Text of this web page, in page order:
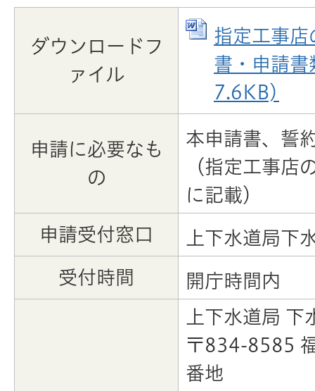
ダウンロードフ
ァイル
指定工事店
書・申請
7.6KB)
申請に必要なも
の
本申請書、誓
（指定工事店
に記載）
申請受付窓口 上下水道局下
受付時間 開庁時間内
上下水道局 下
〒834-8585
番地